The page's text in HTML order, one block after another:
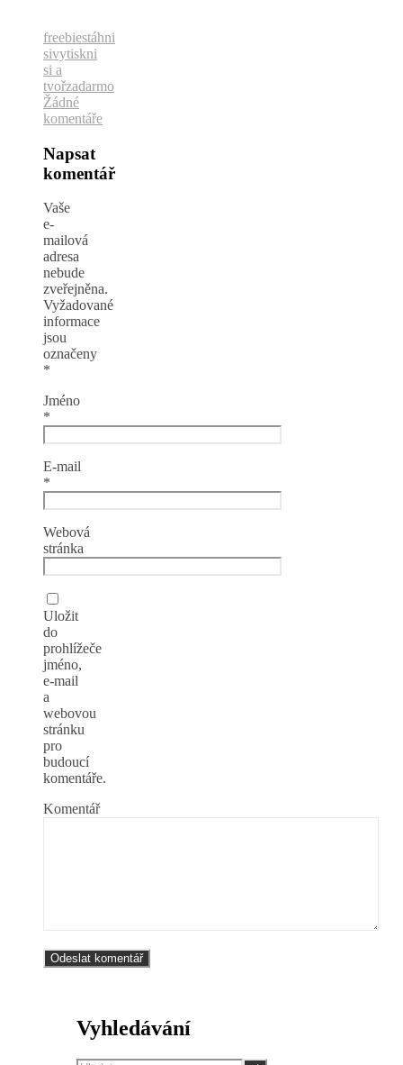
freebiestáhni
sivytiskni
si a
tvořzadarmo
Žádné
komentáře
Napsat
komentář
Vaše
e-
mailová
adresa
nebude
zveřejněna.
Vyžadované
informace
jsou
označeny
*
Jméno
*
E-mail
*
Webová
stránka
Uložit
do
prohlížeče
jméno,
e-mail
a
webovou
stránku
pro
budoucí
komentáře.
Komentář
Vyhledávání